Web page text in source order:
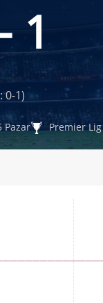
1
0-1)
Pazar Premier Lig